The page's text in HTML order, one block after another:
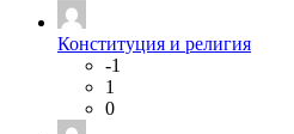
Конституция и религия
-1
1
0